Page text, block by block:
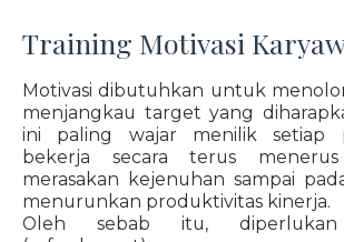
Training Motivasi
Motivasi dibutuhkan untuk
menjangkau target yang
ini paling wajar menilik setiap
bekerja secara terus
merasakan kejenuhan sampai
menurunkan produktivitas kinerja.
Oleh sebab itu, diperlukan